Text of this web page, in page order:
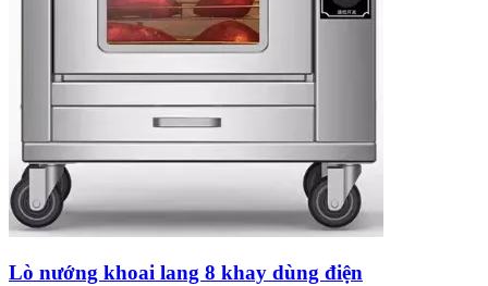
Lò nướng khoai lang 8 khay dùng điện